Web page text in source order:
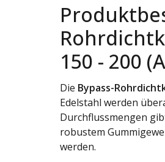
150 - 200
Die Bypass-
Edelstahl werden
Durchflussmengen
robustem
werden.